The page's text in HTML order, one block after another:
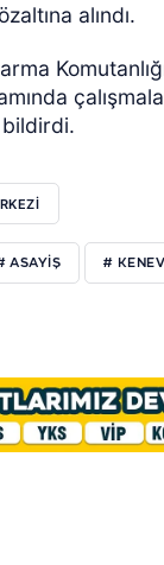
alındı.
ASAYİŞ #